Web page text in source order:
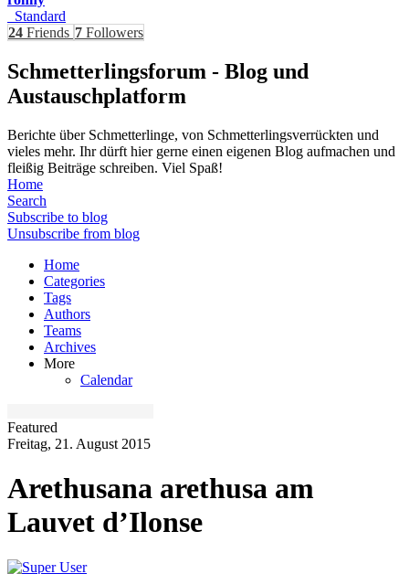
Standard
24 Friends 7 Followers
Schmetterlingsforum - Blog und
Austauschplatform
Berichte über Schmetterlinge, von Schmetterlingsverrückten und
vieles mehr. Ihr dürft hier gerne einen eigenen Blog aufmachen und
fleißig Beiträge schreiben. Viel Spaß!
Home
Search
Subscribe to blog
Unsubscribe from blog
Home
Categories
Tags
Authors
Teams
Archives
More
Calendar
Featured
Freitag, 21. August 2015
Arethusana arethusa am
Lauvet d’Ilonse